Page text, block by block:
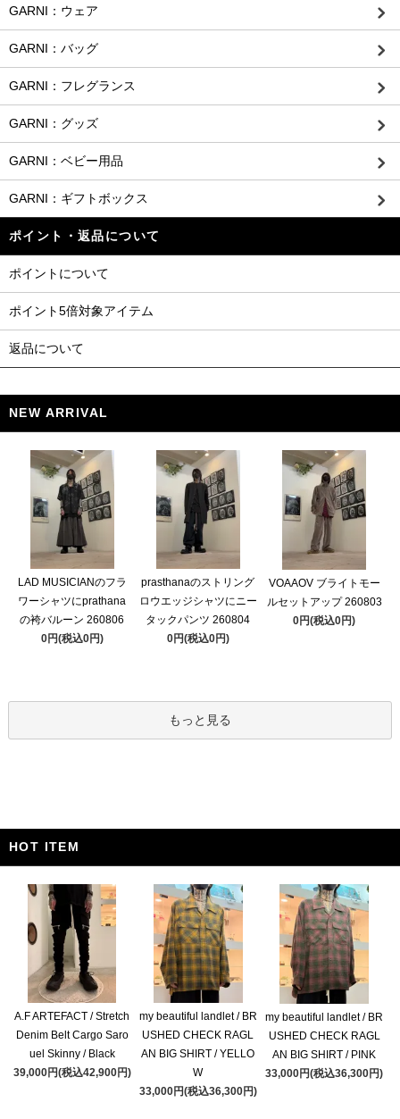
GARNI：ウェア
GARNI：バッグ
GARNI：フレグランス
GARNI：グッズ
GARNI：ベビー用品
GARNI：ギフトボックス
ポイント・返品について
ポイントについて
ポイント5倍対象アイテム
返品について
NEW ARRIVAL
LAD MUSICIANのフラ
ワーシャツにprathana
の袴バルーン 260806
0円(税込0円)
prasthanaのストリング
ロウエッジシャツにニー
タックパンツ 260804
0円(税込0円)
VOAAOV ブライトモー
ルセットアップ 260803
0円(税込0円)
もっと見る
HOT ITEM
A.F ARTEFACT / Stretch
Denim Belt Cargo Saro
uel Skinny / Black
39,000円(税込42,900円)
my beautiful landlet / BR
USHED CHECK RAGL
AN BIG SHIRT / YELLO
W
33,000円(税込36,300円)
my beautiful landlet / BR
USHED CHECK RAGL
AN BIG SHIRT / PINK
33,000円(税込36,300円)